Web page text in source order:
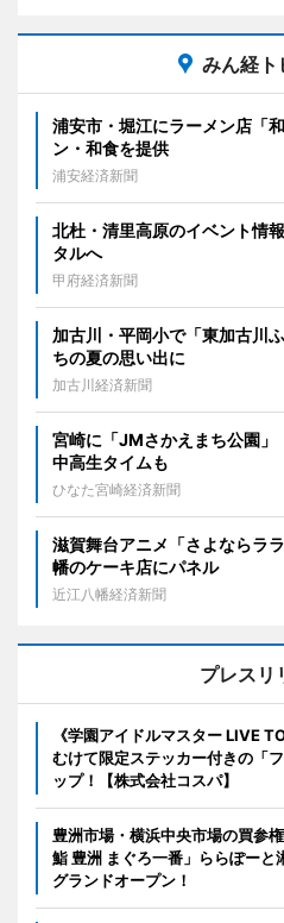
みん経ト
浦安市・堀江にラーメン店「
ン・和食を提供
浦安経済新聞
北杜・清里高原のイベント情
タルへ
甲府経済新聞
加古川・平岡小で「東加古川
ちの夏の思い出に
加古川経済新聞
宮崎に「JMさかえまち公園
中高生タイムも
ひなた宮崎経済新聞
滋賀舞台アニメ「さよならラ
幡のケーキ店にパネル
近江八幡経済新聞
プレスリ
《学園アイドルマスター LIVE
むけて限定ステッカー付きの「
ップ！【株式会社コスパ】
豊洲市場・横浜中央市場の買参
鮨 豊洲 まぐろ一番」ららぽー
グランドオープン！